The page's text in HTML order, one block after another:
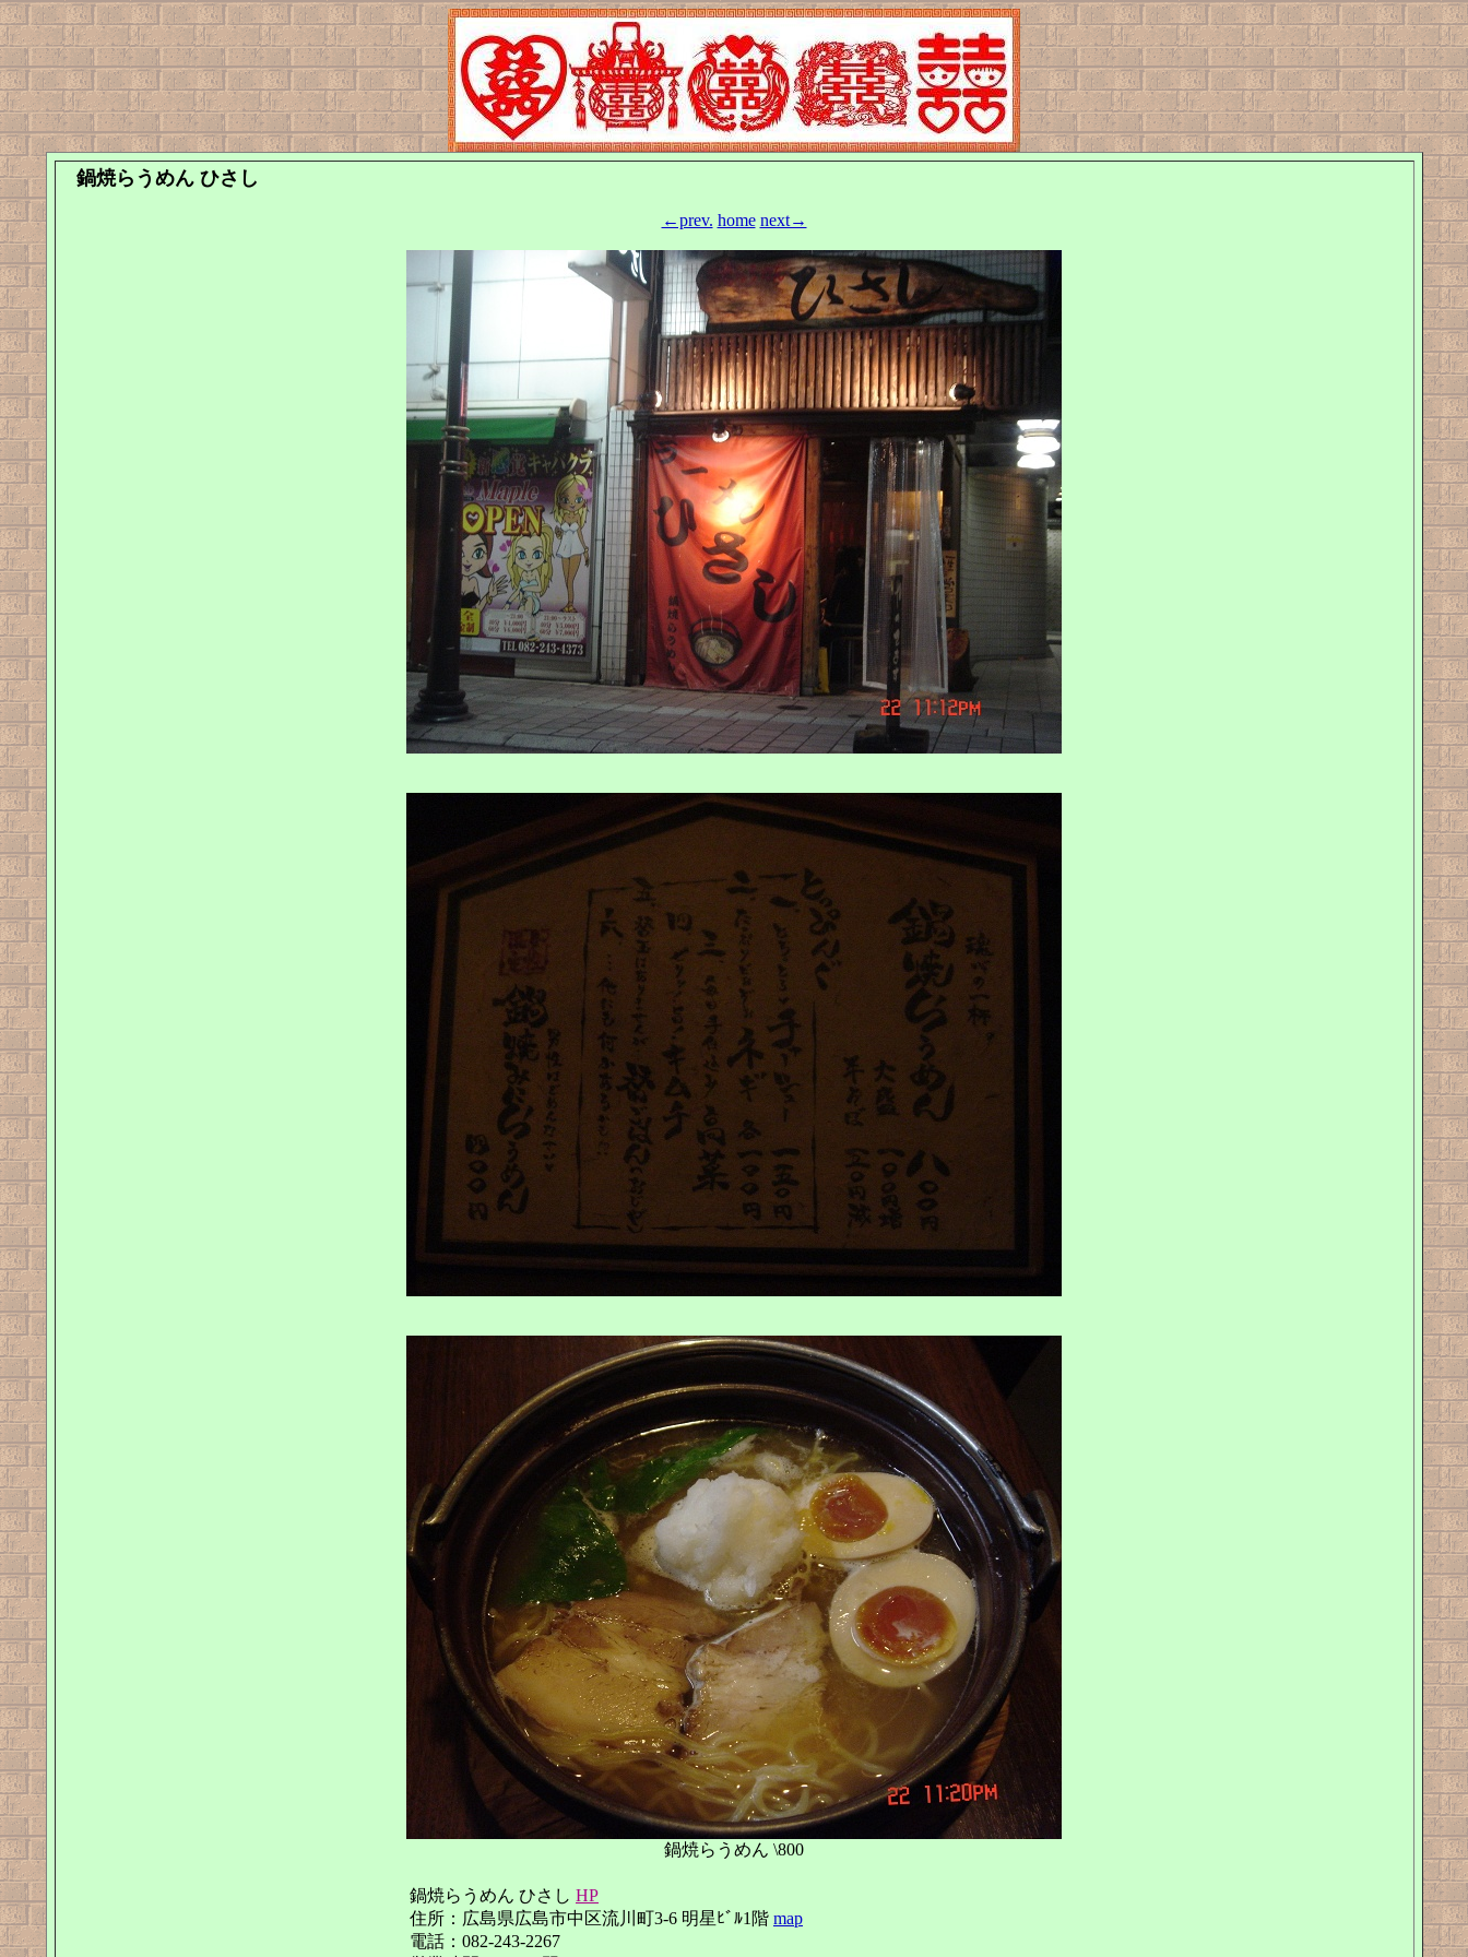
鍋焼らうめん ひさし
←prev. home next→
鍋焼らうめん \800
鍋焼らうめん ひさし HP
住所：広島県広島市中区流川町3-6 明星ﾋﾞﾙ1階 map
電話：082-243-2267